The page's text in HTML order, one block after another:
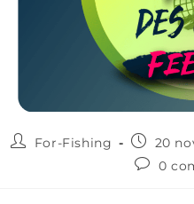
For-Fishing 20
0